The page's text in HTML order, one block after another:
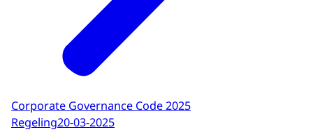
Corporate Governance Code 2025
Regeling20-03-2025